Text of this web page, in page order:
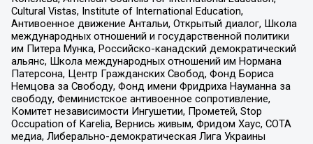
Cultural Vistas, Institute of International Education,
Антивоенное движение Антальи, Открытый диалог, Школа
международных отношений и государственной политики
им Питера Мунка, Российско-канадский демократический
альянс, Школа международных отношений им Нормана
Патерсона, Центр Гражданских Свобод, Фонд Бориса
Немцова за Свободу, Фонд имени Фридриха Науманна за
свободу, Феминистское антивоенное сопротивление,
Комитет независимости Ингушетии, Прометей, Stop
Occupation of Karelia, Вернись живым, Фридом Хаус, СОТА
медиа, Либерально-демократическая Лига Украины